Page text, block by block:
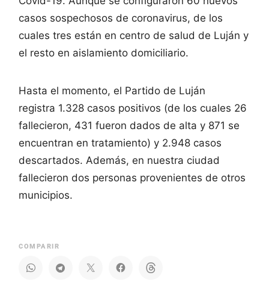
casos sospechosos de coronavirus, de los
cuales tres están en centro de salud de Luján y
el resto en aislamiento domiciliario.
Hasta el momento, el Partido de Luján
registra 1.328 casos positivos (de los cuales 26
fallecieron, 431 fueron dados de alta y 871 se
encuentran en tratamiento) y 2.948 casos
descartados. Además, en nuestra ciudad
fallecieron dos personas provenientes de otros
municipios.
COMPARIR